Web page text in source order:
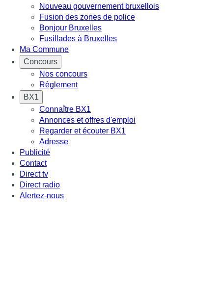
Nouveau gouvernement bruxellois
Fusion des zones de police
Bonjour Bruxelles
Fusillades à Bruxelles
Ma Commune
Concours
Nos concours
Règlement
BX1
Connaître BX1
Annonces et offres d'emploi
Regarder et écouter BX1
Adresse
Publicité
Contact
Direct tv
Direct radio
Alertez-nous